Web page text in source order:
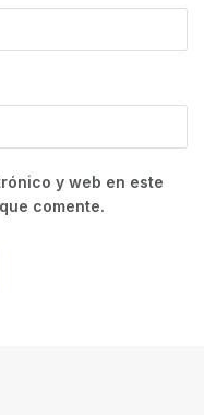
y web en este
comente.